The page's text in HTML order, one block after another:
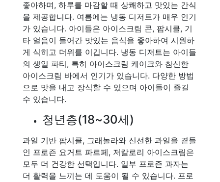
좋아하며, 하루를 마감할 때 상쾌하고 맛있는 간식
을 제공합니다. 여름에는 냉동 디저트가 매우 인기
가 있습니다. 아이들은 아이스크림 콘, 팝시클, 기
타 얼음이 들어간 맛있는 음식을 좋아하여 시원하
게 식히고 더위를 이깁니다. 냉동 디저트는 아이들
의 생일 파티, 특히 아이스크림 케이크와 참신한
아이스크림 바에서 인기가 있습니다. 다양한 방법
으로 맛을 내고 장식할 수 있으며 아이들이 즐길
수 있습니다.
청년층(18~30세)
과일 기반 팝시클, 그래놀라와 신선한 과일을 곁들
인 프로즌 요거트 파르페, 저칼로리 아이스크림은
모두 더 건강한 선택입니다. 일부 프로즌 과자는
더 활력을 느끼는 데 도움이 될 수 있습니다. 프로